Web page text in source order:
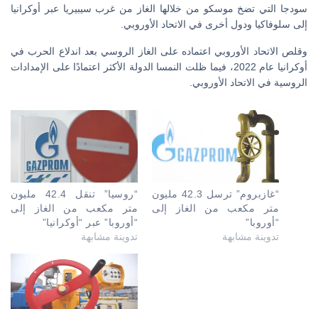
سودجا التي تضخ موسكو من خلالها الغاز من غرب سيبيريا عبر أوكرانيا
إلى سلوفاكيا ودول أخرى في الاتحاد الأوروبي.
وقلص الاتحاد الأوروبي اعتماده على الغاز الروسي بعد اندلاع الحرب في
أوكرانيا عام 2022، فيما ظلت النمسا الدولة الأكثر اعتمادًا على الإمدادات
الروسية في الاتحاد الأوروبي.
“روسيا” تنقل 42.4 مليون
متر مكعب من الغاز إلى
“أوروبا” عبر “أوكرانيا”
تدوينة مشابهة
“غازبروم” ترسل 42.3 مليون
متر مكعب من الغاز إلى
“أوروبا”
تدوينة مشابهة